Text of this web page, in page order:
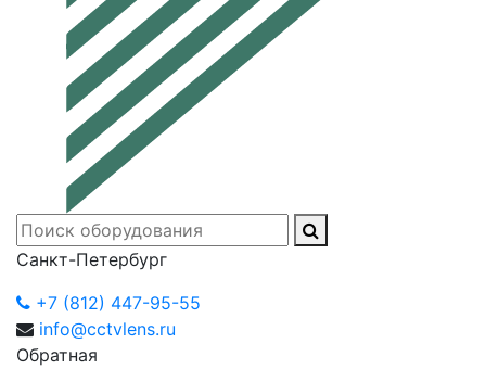
Санкт-Петербург
+7 (812) 447-95-55
info@cctvlens.ru
Обратная